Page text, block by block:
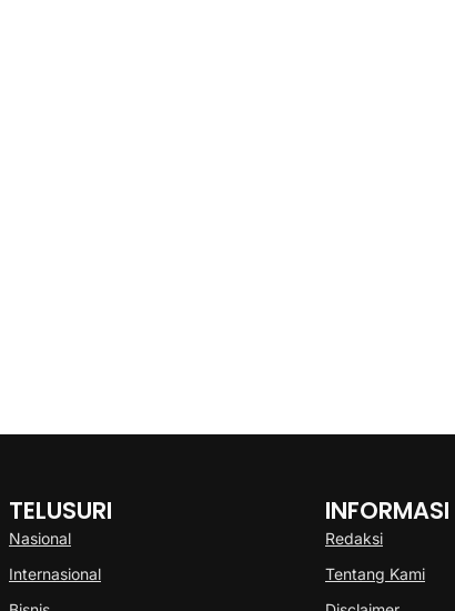
TELUSURI
Nasional
Internasional
INFORMASI
Redaksi
Tentang Kami